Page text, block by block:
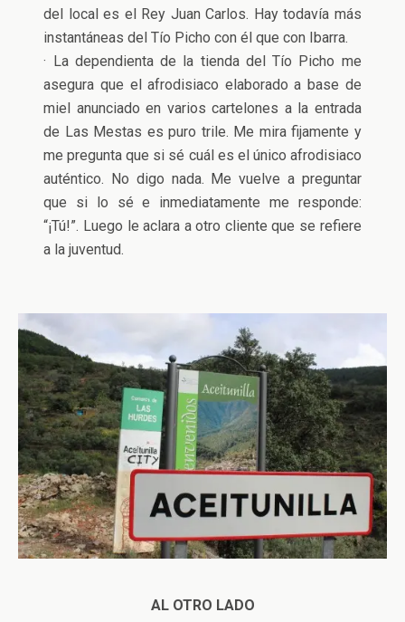
del local es el Rey Juan Carlos. Hay todavía más
instantáneas del Tío Picho con él que con Ibarra.
· La dependienta de la tienda del Tío Picho me
asegura que el afrodisiaco elaborado a base de
miel anunciado en varios cartelones a la entrada
de Las Mestas es puro trile. Me mira fijamente y
me pregunta que si sé cuál es el único afrodisiaco
auténtico. No digo nada. Me vuelve a preguntar
que si lo sé e inmediatamente me responde:
“¡Tú!”. Luego le aclara a otro cliente que se refiere
a la juventud.
AL OTRO LADO